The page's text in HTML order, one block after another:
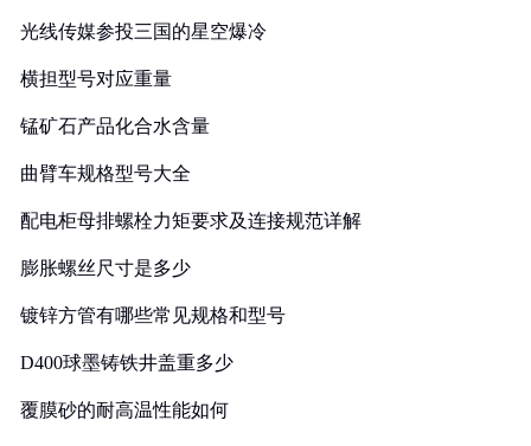
光线传媒参投三国的星空爆冷
横担型号对应重量
锰矿石产品化合水含量
曲臂车规格型号大全
配电柜母排螺栓力矩要求及连接规范详解
膨胀螺丝尺寸是多少
镀锌方管有哪些常见规格和型号
D400球墨铸铁井盖重多少
覆膜砂的耐高温性能如何